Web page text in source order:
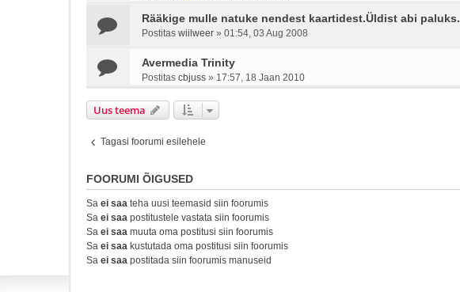
Rääkige mulle natuke nendest kaartidest.Üldist abi paluks.
Postitas wiilweer » 01:54, 03 Aug 2008
Avermedia Trinity
Postitas cbjuss » 17:57, 18 Jaan 2010
Uus teema
Tagasi foorumi esilehele
FOORUMI ÕIGUSED
Sa ei saa teha uusi teemasid siin foorumis
Sa ei saa postitustele vastata siin foorumis
Sa ei saa muuta oma postitusi siin foorumis
Sa ei saa kustutada oma postitusi siin foorumis
Sa ei saa postitada siin foorumis manuseid